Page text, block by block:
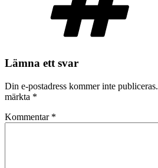
Lämna ett svar
Din e-postadress kommer inte publiceras.
märkta *
Kommentar *